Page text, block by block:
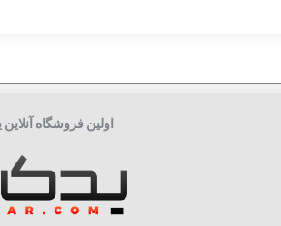
اولین فروشگاه